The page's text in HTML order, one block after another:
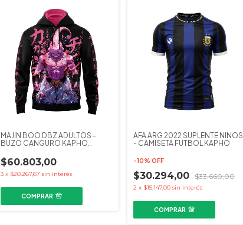
MAJIN BOO DBZ ADULTOS -
BUZO CANGURO KAPHO
$60.803,00
3 x $20.267,67 sin interés
COMPRAR
AFA ARG 2022 SUPLENTE NIÑOS
- CAMISETA FUTBOL KAPHO
-10% OFF
$30.294,00 $33.660,00
2 x $15.147,00 sin interés
COMPRAR